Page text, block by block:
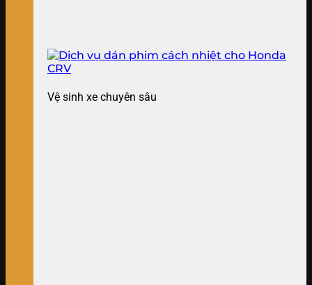
Vệ sinh xe chuyên sâu